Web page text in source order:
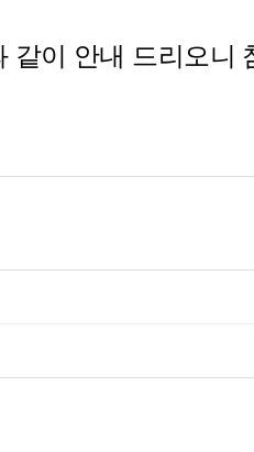
같이 안내 드리오니